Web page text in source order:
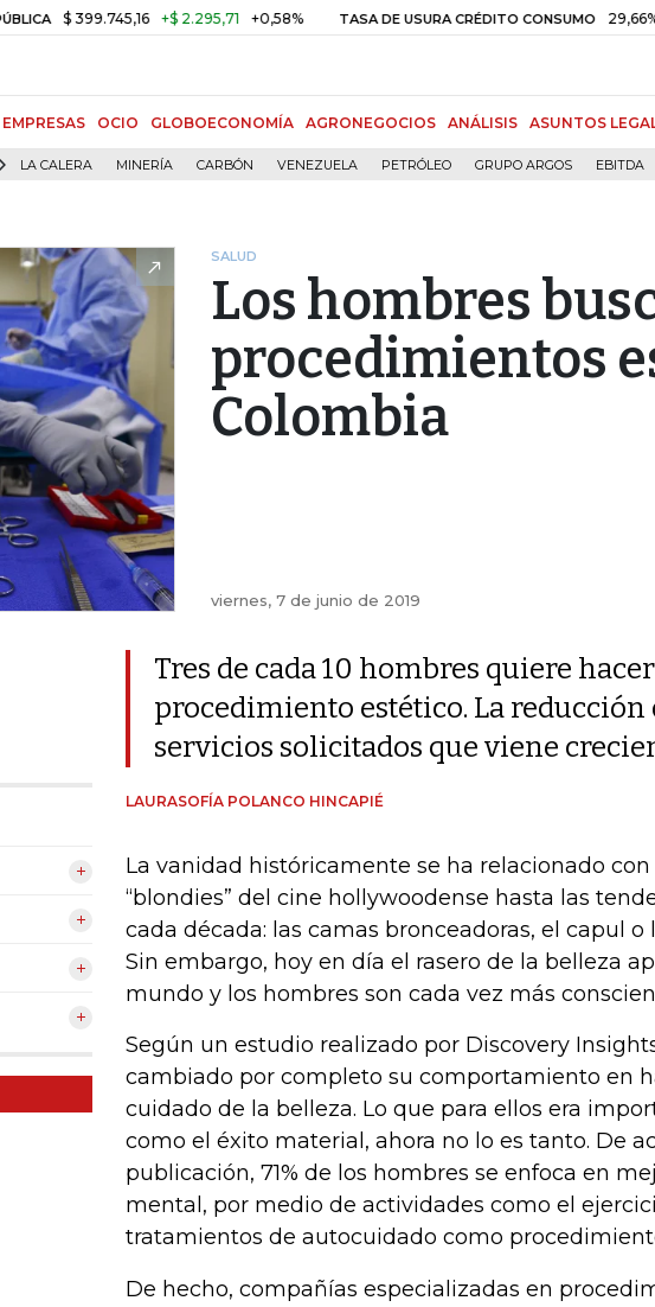
$ 399.745,16 +$ 2.295,71 +0,58% TASA DE USURA CRÉDITO CONSUMO 29,66%
EMPRESAS OCIO GLOBOECONOMÍA AGRONEGOCIOS ANÁLISIS ASUNTOS
LA CALERA MINERÍA CARBÓN VENEZUELA PETRÓLEO GRUPO ARGOS EBITDA
SALUD
Los hombres
procedimientos
Colombia
viernes, 7 de junio de 2019
Tres de cada 10 hombres quiere
procedimiento estético. La reducción
servicios solicitados que viene
LAURASOFÍA POLANCO HINCAPIÉ
La vanidad históricamente se ha relacionado
“blondies” del cine hollywoodense hasta las
cada década: las camas bronceadoras, el capul o
Sin embargo, hoy en día el rasero de la belleza
mundo y los hombres son cada vez más
Según un estudio realizado por Discovery
cambiado por completo su comportamiento en
cuidado de la belleza. Lo que para ellos era
como el éxito material, ahora no lo es tanto. De
publicación, 71% de los hombres se enfoca en
mental, por medio de actividades como el
tratamientos de autocuidado como
De hecho, compañías especializadas en